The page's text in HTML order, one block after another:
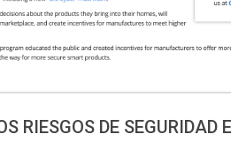
RIESGOS DE SEGURIDAD